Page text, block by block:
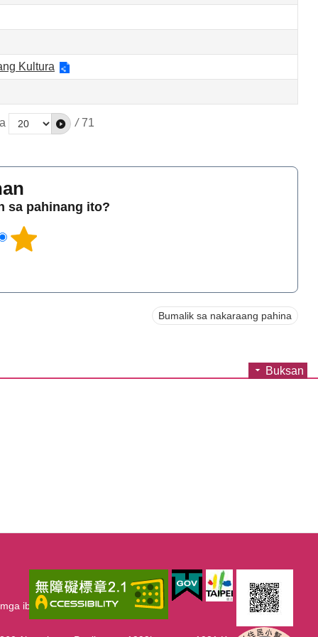
Kultura
/ 71
sa pahinang ito?
Bumalik sa nakaraang pahina
Buksan
iba pang dahilan sa pagsasalin.